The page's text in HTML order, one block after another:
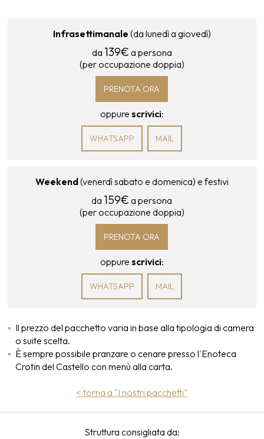
Infrasettimanale (da lunedì a giovedì)
da 139€ a persona
(per occupazione doppia)
PRENOTA ORA
oppure scrivici:
WHATSAPP MAIL
Weekend(venerdì sabato e domenica) e festivi
da 159€ a persona
(per occupazione doppia)
PRENOTA ORA
oppure scrivici:
WHATSAPP MAIL
Il prezzo del pacchetto varia in base alla tipologia di camera
o suite scelta.
È sempre possibile pranzare o cenare presso l'Enoteca
Crotin del Castello con menù alla carta.
< torna a "I nostri pacchetti"
Struttura consigliata da: